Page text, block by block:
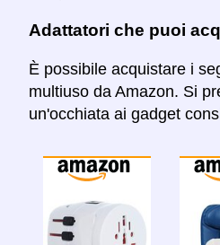
Adattatori che puoi
È possibile acquistare i
multiuso da Amazon. Si
un'occhiata ai gadget